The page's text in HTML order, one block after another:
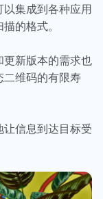
集成到各种应用
的格式。
新版本的需求也
维码的有限寿
信息到达目标受